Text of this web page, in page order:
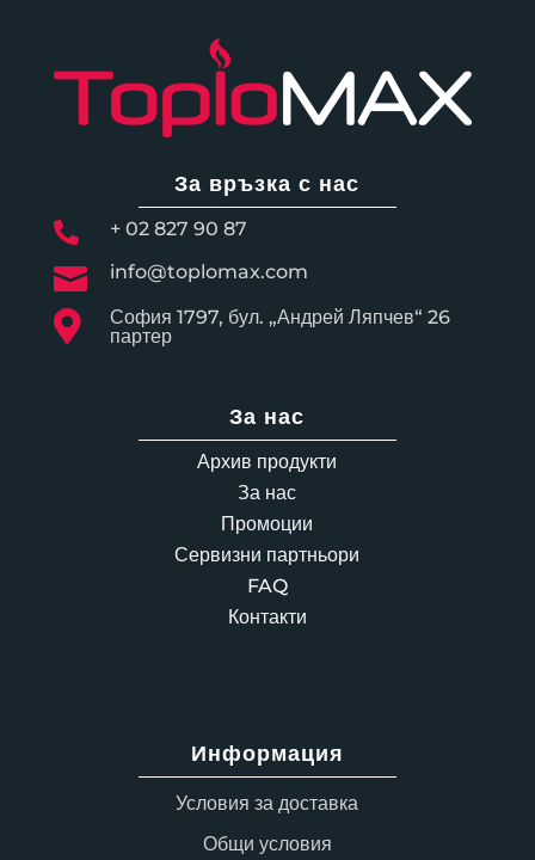
За връзка с нас
 + 02 827 90 87
 info@toplomax.com

София 1797, бул. „Андрей Ляпчев“ 26
партер
За нас
Архив продукти
За нас
Промоции
Сервизни партньори
FAQ
Контакти
Информация
Условия за доставка
Общи условия